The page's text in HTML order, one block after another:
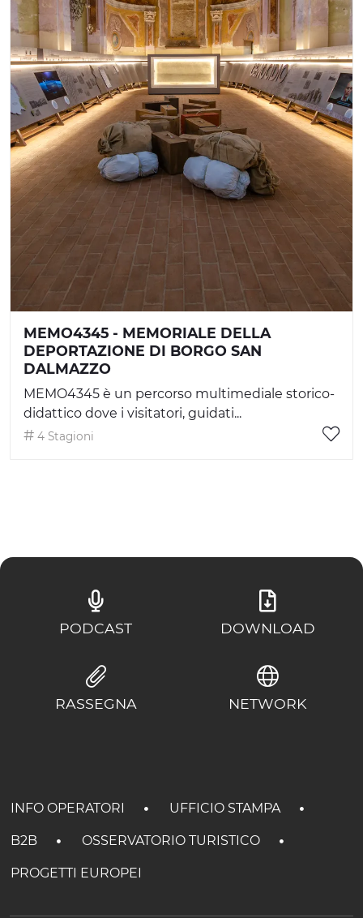
MEMO4345 - MEMORIALE DELLA
DEPORTAZIONE DI BORGO SAN
DALMAZZO
MEMO4345 è un percorso multimediale storico-
didattico dove i visitatori, guidati...
4 Stagioni
PODCAST DOWNLOAD
RASSEGNA NETWORK
INFO OPERATORI UFFICIO STAMPA
B2B OSSERVATORIO TURISTICO
PROGETTI EUROPEI